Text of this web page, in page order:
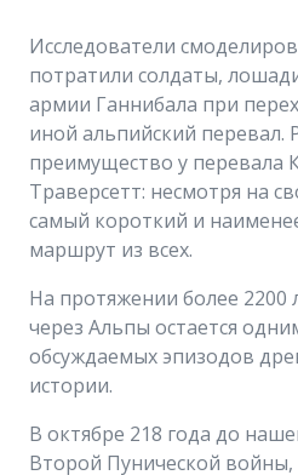
Исследователи
потратили солдаты,
армии Ганнибала при
иной альпийский перевал.
преимущество у перевала
Траверсетт: несмотря на
самый короткий и
маршрут из всех.
На протяжении более 2200
через Альпы остается
обсуждаемых эпизодов
истории.
В октябре 218 года до
Второй Пунической войны,